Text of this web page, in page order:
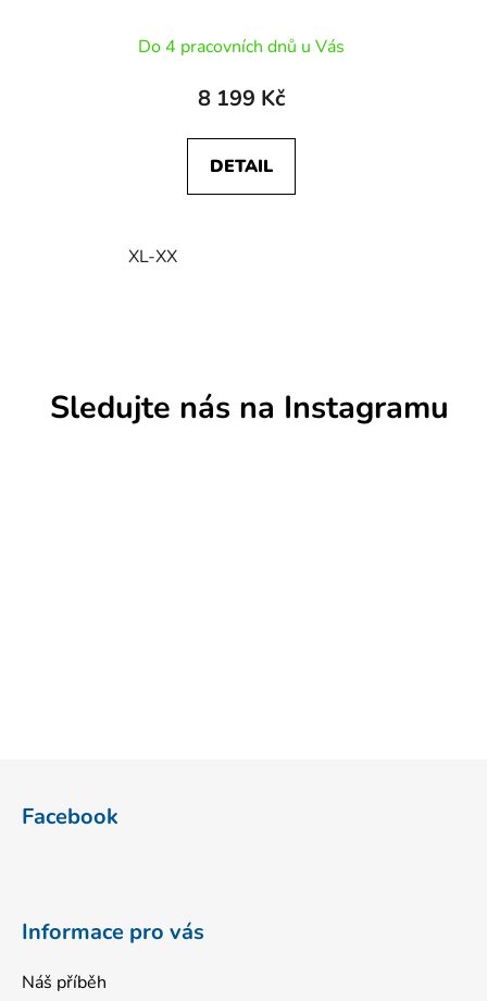
Do 4 pracovních dnů u Vás
8 199 Kč
DETAIL
XL-XX
Sledujte nás na Instagramu
Facebook
Informace pro vás
Náš příběh